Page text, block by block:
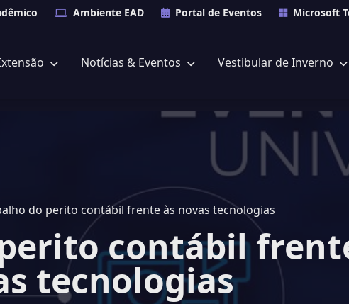
Ambiente EAD Portal de Eventos Microsoft
Notícias & Eventos Vestibular de Inverno
do perito contábil frente às novas tecnologias
contábil
tecnologias